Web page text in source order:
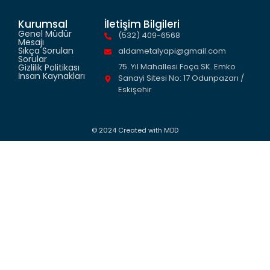
Kurumsal
Genel Müdür
Mesajı
Sıkça Sorulan
Sorular
Gizlilik Politikası
İnsan Kaynakları
İletişim Bilgileri
(532) 409-6568
aldametalyapi@gmail.com
75. Yıl Mahallesi Foça SK. Emko
Sanayi Sitesi No: 17 Odunpazarı /
Eskişehir
© 2024 Created with MDD